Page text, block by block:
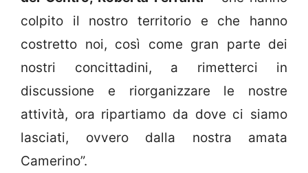
colpito il nostro territorio e che hanno
costretto noi, così come gran parte dei
nostri concittadini, a rimetterci in
discussione e riorganizzare le nostre
attività, ora ripartiamo da dove ci siamo
lasciati, ovvero dalla nostra amata
Camerino”.